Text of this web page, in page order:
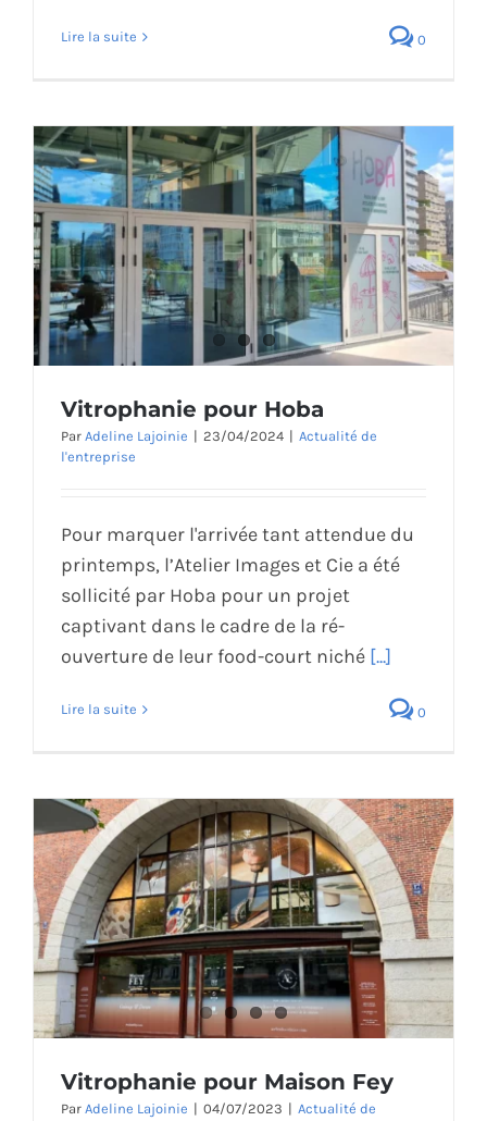
Lire la suite 0
Vitrophanie pour Hoba
Par Adeline Lajoinie | 23/04/2024 | Actualité de
l'entreprise
Pour marquer l'arrivée tant attendue du
printemps, l’Atelier Images et Cie a été
sollicité par Hoba pour un projet
captivant dans le cadre de la ré-
ouverture de leur food-court niché [...]
Lire la suite 0
Vitrophanie pour Maison Fey
Par Adeline Lajoinie | 04/07/2023 | Actualité de